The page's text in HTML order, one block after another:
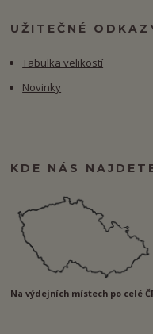
UŽITEČNÉ
Tabulka velikostí
Novinky
KDE NÁS
Na výdejních místech po celé